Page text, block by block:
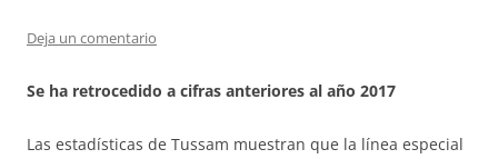
Deja un comentario
Se ha retrocedido a cifras anteriores al año 2017
Las estadísticas de Tussam muestran que la línea especial